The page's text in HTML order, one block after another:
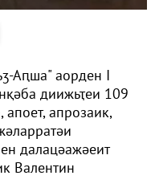
Аԥша" аорден I
диижьҭеи 109
апрозаик,
далацәажәеит
Валентин